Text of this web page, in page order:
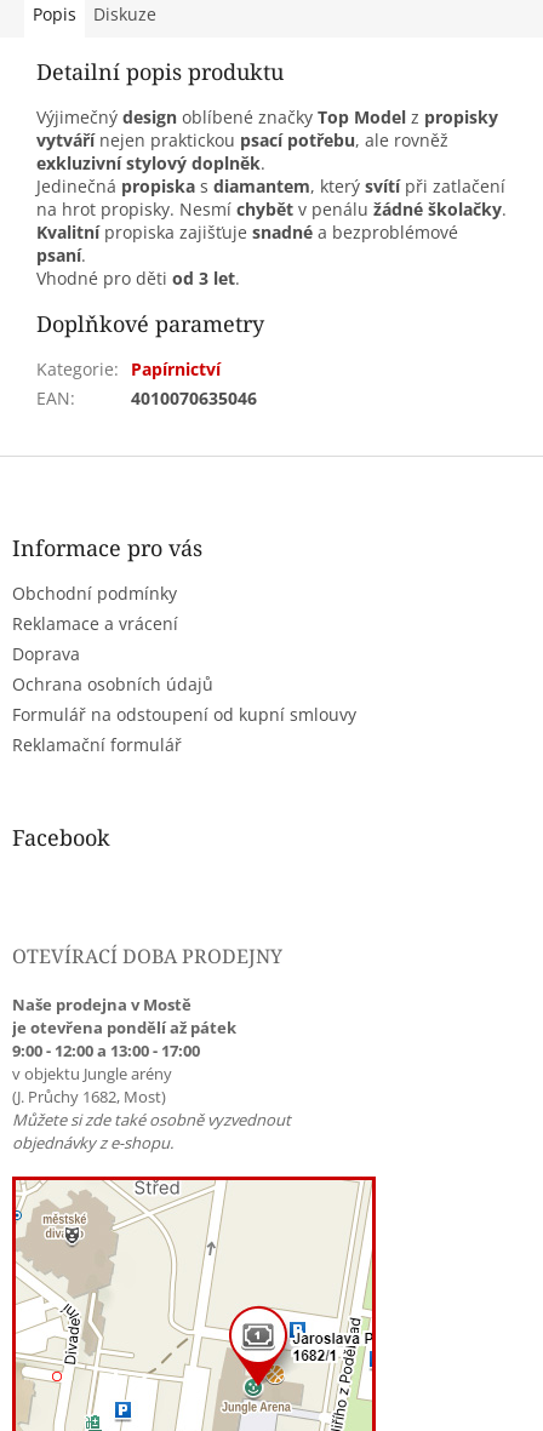
Popis Diskuze
Detailní popis produktu
Výjimečný design oblíbené značky Top Model z propisky
vytvářínejen praktickou psací potřebu, ale rovněž
exkluzivní stylový doplněk.
Jedinečná propiska s diamantem, který svítípři zatlačení
na hrot propisky. Nesmí chybět v penálu žádné školačky.
Kvalitnípropiska zajišťuje snadné a bezproblémové
psaní.
Vhodné pro děti od 3 let.
Doplňkové parametry
Kategorie:
Papírnictví
EAN: 4010070635046
Z
Informace pro vás
Obchodní podmínky
Reklamace a vrácení
Doprava
Ochrana osobních údajů
Formulář na odstoupení od kupní smlouvy
Reklamační formulář
Facebook
OTEVÍRACÍ DOBA PRODEJNY
Naše prodejna v Mostě
je otevřena pondělí až pátek
9:00 - 12:00 a 13:00 - 17:00
v objektu Jungle arény
(J. Průchy 1682, Most)
Můžete si zde také osobně vyzvednout
objednávky z e-shopu.